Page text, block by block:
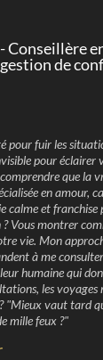
-Conseillère
gestion de
pour fuir les
pour éclairer
que la
en amour,
calme et
Vous montrer
vie. Mon
à me
humaine qui
les voyages
"Mieux vaut tard
mille feux ?"